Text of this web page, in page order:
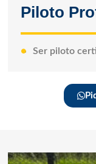
Piloto
Ser piloto